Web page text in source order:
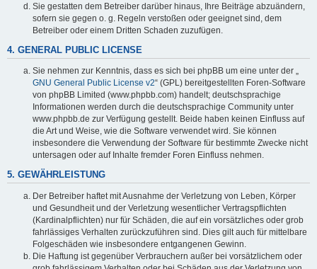
Sie gestatten dem Betreiber darüber hinaus, Ihre Beiträge abzuändern,
sofern sie gegen o. g. Regeln verstoßen oder geeignet sind, dem
Betreiber oder einem Dritten Schaden zuzufügen.
4. GENERAL PUBLIC LICENSE
Sie nehmen zur Kenntnis, dass es sich bei phpBB um eine unter der „
GNU General Public License v2“ (GPL) bereitgestellten Foren-Software
von phpBB Limited (www.phpbb.com) handelt; deutschsprachige
Informationen werden durch die deutschsprachige Community unter
www.phpbb.de zur Verfügung gestellt. Beide haben keinen Einfluss auf
die Art und Weise, wie die Software verwendet wird. Sie können
insbesondere die Verwendung der Software für bestimmte Zwecke nicht
untersagen oder auf Inhalte fremder Foren Einfluss nehmen.
5. GEWÄHRLEISTUNG
Der Betreiber haftet mit Ausnahme der Verletzung von Leben, Körper
und Gesundheit und der Verletzung wesentlicher Vertragspflichten
(Kardinalpflichten) nur für Schäden, die auf ein vorsätzliches oder grob
fahrlässiges Verhalten zurückzuführen sind. Dies gilt auch für mittelbare
Folgeschäden wie insbesondere entgangenen Gewinn.
Die Haftung ist gegenüber Verbrauchern außer bei vorsätzlichem oder